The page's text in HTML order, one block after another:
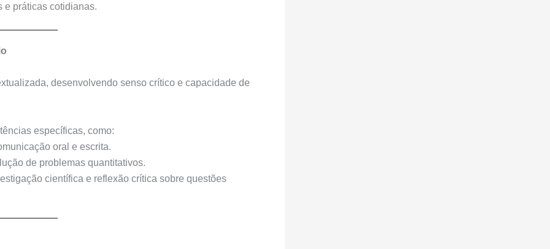
e práticas cotidianas.
desenvolvendo senso crítico e capacidade de
específicas, como:
oral e escrita.
de problemas quantitativos.
científica e reflexão crítica sobre questões